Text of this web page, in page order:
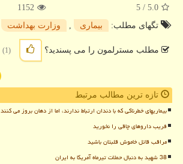
5.0
/ 5
1152
تگهای مطلب:
بیماری وزارت بهداشت
مطلب مسترلمون را می پسندید؟ (1)
تازه ترین مطالب مرتبط
بیماریهای خطرناکی که با دندان ارتباط ندارند، اما از دهان بروز می کنند
فریب داروهای چاقی را نخورید
مراقب قاتل خاموش قلبتان باشید
38 شهید به دنبال حملات تیرماه آمریکا به ایران